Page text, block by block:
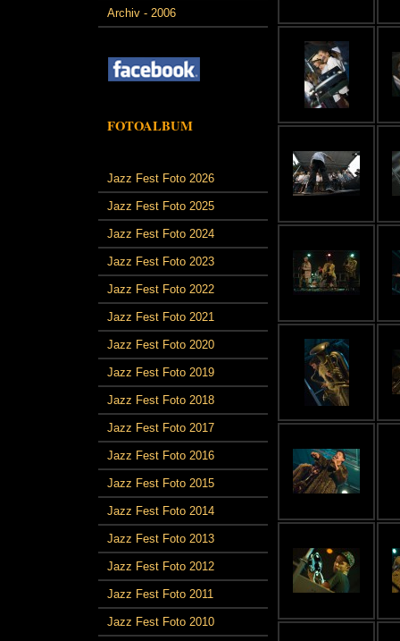
Archiv - 2006
FOTOALBUM
Jazz Fest Foto 2026
Jazz Fest Foto 2025
Jazz Fest Foto 2024
Jazz Fest Foto 2023
Jazz Fest Foto 2022
Jazz Fest Foto 2021
Jazz Fest Foto 2020
Jazz Fest Foto 2019
Jazz Fest Foto 2018
Jazz Fest Foto 2017
Jazz Fest Foto 2016
Jazz Fest Foto 2015
Jazz Fest Foto 2014
Jazz Fest Foto 2013
Jazz Fest Foto 2012
Jazz Fest Foto 2011
Jazz Fest Foto 2010